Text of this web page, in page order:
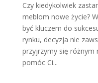
Czy kiedykolwiek
meblom nowe życie?
być kluczem do
rynku, decyzja nie
przyjrzymy się
pomóc Ci...